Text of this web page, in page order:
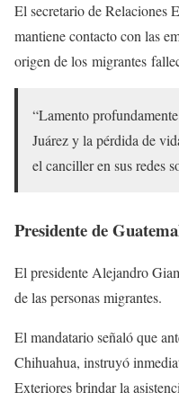
El secretario de Relaciones
mantiene contacto con las
origen de los migrantes
“Lamento
Juárez y la pérdida de
el canciller en sus redes
Presidente de
El presidente Alejandro
de las personas migrantes.
El mandatario señaló que
Chihuahua, instruyó
Exteriores brindar la